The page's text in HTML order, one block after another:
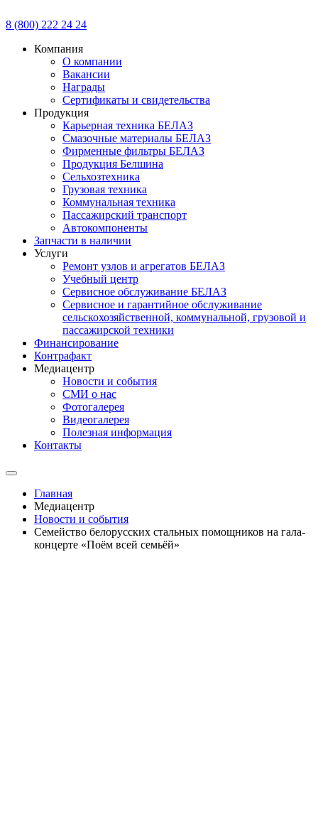
8 (800) 222 24 24
Компания
О компании
Вакансии
Награды
Сертификаты и свидетельства
Продукция
Карьерная техника БЕЛАЗ
Смазочные материалы БЕЛАЗ
Фирменные фильтры БЕЛАЗ
Продукция Белшина
Сельхозтехника
Грузовая техника
Коммунальная техника
Пассажирский транспорт
Автокомпоненты
Запчасти в наличии
Услуги
Ремонт узлов и агрегатов БЕЛАЗ
Учебный центр
Сервисное обслуживание БЕЛАЗ
Сервисное и гарантийное обслуживание
сельскохозяйственной, коммунальной, грузовой и
пассажирской техники
Финансирование
Контрафакт
Медиацентр
Новости и события
СМИ о нас
Фотогалерея
Видеогалерея
Полезная информация
Контакты
Главная
Медиацентр
Новости и события
Семейство белорусских стальных помощников на гала-
концерте «Поём всей семьёй»